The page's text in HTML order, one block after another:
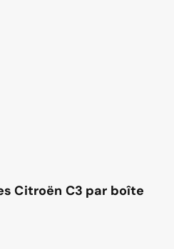
Citroën C3 par boîte